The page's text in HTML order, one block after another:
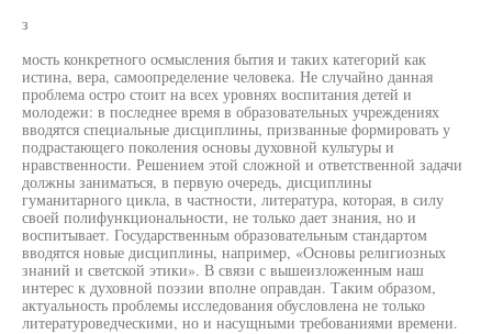
з
мость конкретного осмысления бытия и таких категорий как
истина, вера, самоопределение человека. Не случайно данная
проблема остро стоит на всех уровнях воспитания детей и
молодежи: в последнее время в образовательных учреждениях
вводятся специальные дисциплины, призванные формировать у
подрастающего поколения основы духовной культуры и
нравственности. Решением этой сложной и ответственной задачи
должны заниматься, в первую очередь, дисциплины
гуманитарного цикла, в частности, литература, которая, в силу
своей полифункциональности, не только дает знания, но и
воспитывает. Государственным образовательным стандартом
вводятся новые дисциплины, например, «Основы религиозных
знаний и светской этики». В связи с вышеизложенным наш
интерес к духовной поэзии вполне оправдан. Таким образом,
актуальность проблемы исследования обусловлена не только
литературоведческими, но и насущными требованиями времени.